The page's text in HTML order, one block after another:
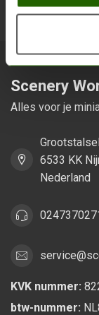
Scenery
Alles voor je
6533 KK
Nederland
KVK nummer:
btw-nummer: